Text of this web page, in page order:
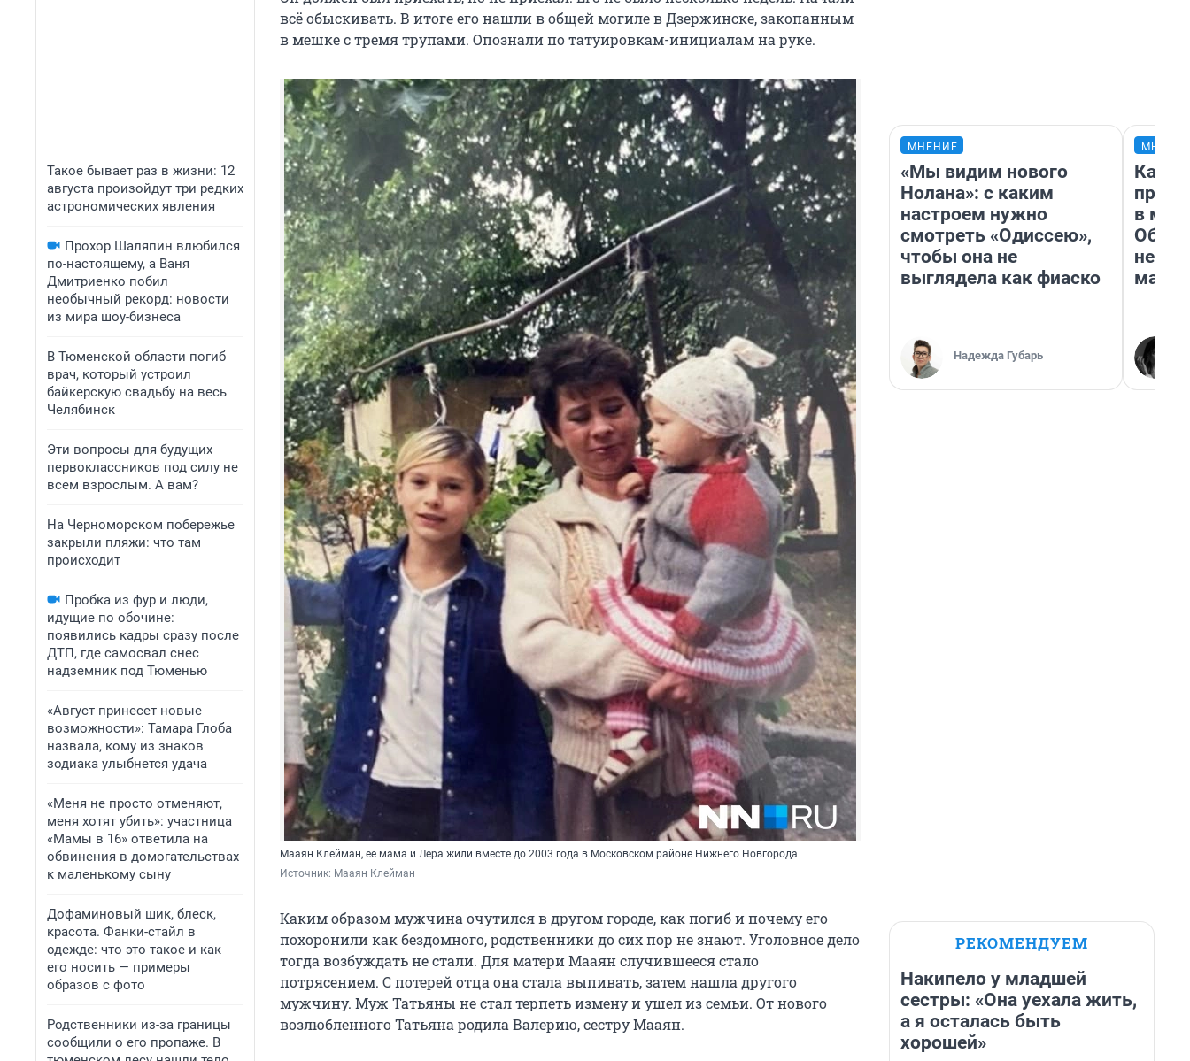
Такое бывает раз в жизни: 12
августа произойдут три редких
астрономических явления
Прохор Шаляпин влюбился
по-настоящему, а Ваня
Дмитриенко побил
необычный рекорд: новости
из мира шоу-бизнеса
В Тюменской области погиб
врач, который устроил
байкерскую свадьбу на весь
Челябинск
Эти вопросы для будущих
первоклассников под силу не
всем взрослым. А вам?
На Черноморском побережье
закрыли пляжи: что там
происходит
Пробка из фур и люди,
идущие по обочине:
появились кадры сразу после
ДТП, где самосвал снес
надземник под Тюменью
«Август принесет новые
возможности»: Тамара Глоба
назвала, кому из знаков
зодиака улыбнется удача
«Меня не просто отменяют,
меня хотят убить»: участница
«Мамы в 16» ответила на
обвинения в домогательствах
к маленькому сыну
Дофаминовый шик, блеск,
красота. Фанки-стайл в
одежде: что это такое и как
его носить — примеры
образов с фото
Родственники из-за границы
сообщили о его пропаже. В
всё обыскивать. В итоге его нашли в общей могиле в Дзержинске, закопанным
в мешке с тремя трупами. Опознали по татуировкам-инициалам на руке.
Мааян Клейман, ее мама и Лера жили вместе до 2003 года в Московском районе Нижнего Новгорода
Источник: Мааян Клейман
Каким образом мужчина очутился в другом городе, как погиб и почему его
похоронили как бездомного, родственники до сих пор не знают. Уголовное дело
тогда возбуждать не стали. Для матери Мааян случившееся стало
потрясением. С потерей отца она стала выпивать, затем нашла другого
мужчину. Муж Татьяны не стал терпеть измену и ушел из семьи. От нового
возлюбленного Татьяна родила Валерию, сестру Мааян.
МНЕНИЕ
«Мы видим нового
Нолана»: с каким
настроем нужно
смотреть «Одиссею»,
чтобы она не
выглядела как фиаско
Надежда Губарь
в
РЕКОМЕНДУЕМ
Накипело у младшей
сестры: «Она уехала жить,
а я осталась быть
хорошей»